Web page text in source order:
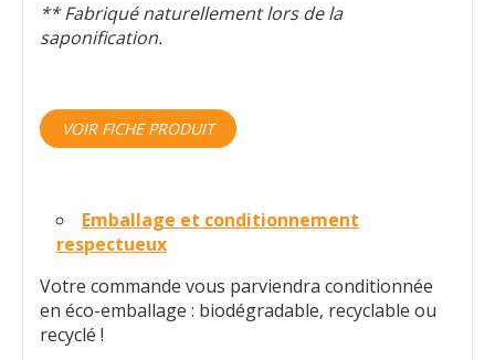
** Fabriqué naturellement lors de la
saponification.
VOIR FICHE PRODUIT
Emballage et conditionnement
respectueux
Votre commande vous parviendra conditionnée
en éco-emballage : biodégradable, recyclable ou
recyclé !